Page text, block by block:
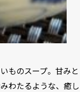
ものスープ。甘みと
わたるような、癒し